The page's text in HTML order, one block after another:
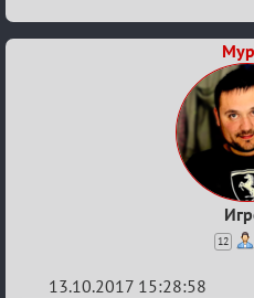
12
13.10.2017 15:28:58